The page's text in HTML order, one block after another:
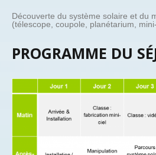
Découverte du système solaire et du
(télescope, coupole, planétarium,
PROGRAMME DU